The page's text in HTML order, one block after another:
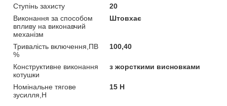
Ступінь захисту
20
Виконання за способом
впливу на виконавчий
механізм
Штовхає
Тривалість включення,ПВ
%
100,40
Конструктивне виконання
котушки
з жорсткими висновками
Номінальне тягове
зусилля,Н
15 Н